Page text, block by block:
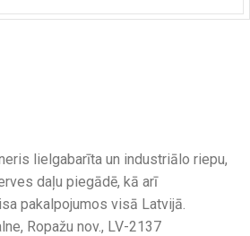
lielgabarīta un industriālo riepu,
daļu piegādē, kā arī
pakalpojumos visā Latvijā.
Ropažu nov., LV-2137